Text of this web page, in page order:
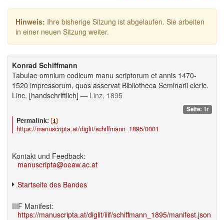
Hinweis: Ihre bisherige Sitzung ist abgelaufen. Sie arbeiten
in einer neuen Sitzung weiter.
Konrad Schiffmann
Tabulae omnium codicum manu scriptorum et annis 1470-
1520 impressorum, quos asservat Bibliotheca Seminarii cleric.
Linc. [handschriftlich] — Linz, 1895
Seite: 1r
Permalink:
https://manuscripta.at/diglit/schiffmann_1895/0001
Kontakt und Feedback:
manuscripta@oeaw.ac.at
Startseite des Bandes
IIIF Manifest:
https://manuscripta.at/diglit/iiif/schiffmann_1895/manifest.json